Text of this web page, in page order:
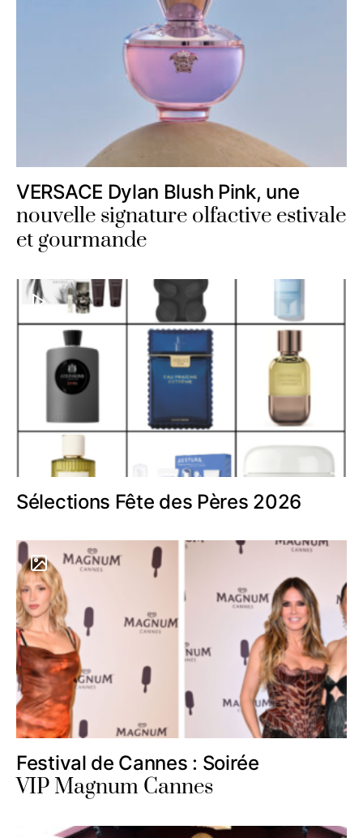
VERSACE Dylan Blush Pink, une
nouvelle signature olfactive estivale
et gourmande
Sélections Fête des Pères 2026
Festival de Cannes : Soirée
VIP Magnum Cannes